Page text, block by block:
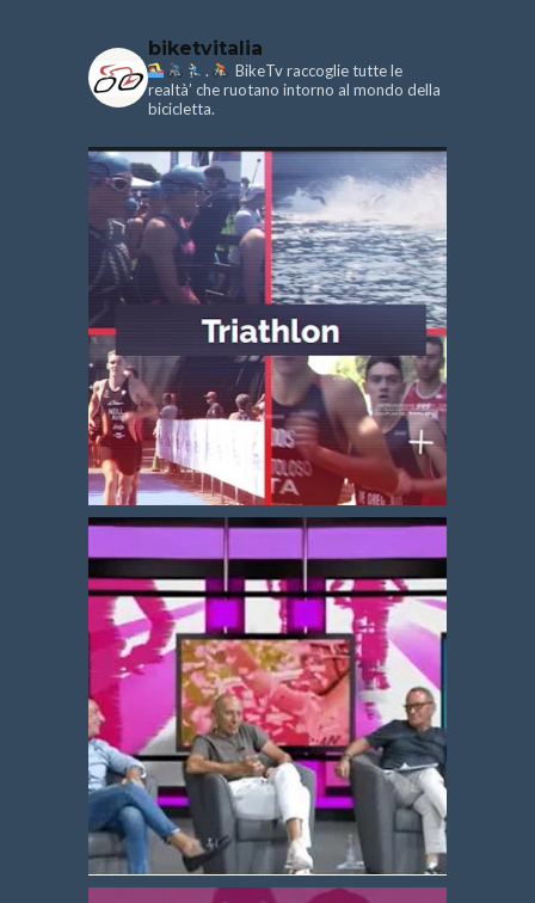
biketvitalia
.
BikeTv raccoglie tutte le
realtà’ che ruotano intorno al mondo della
bicicletta.